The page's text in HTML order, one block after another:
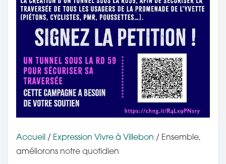
Accueil / Expression Vivre à Villebon / Ensemble,
améliorons notre quotidien